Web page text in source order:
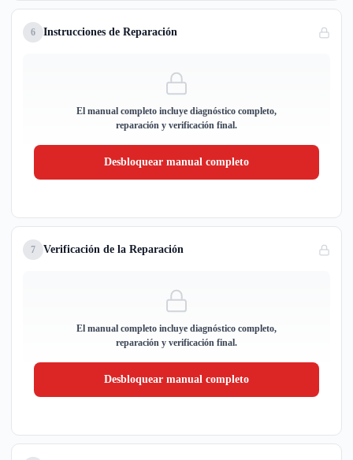
6 Instrucciones de Reparación
El manual completo incluye diagnóstico completo,
reparación y verificación final.
Desbloquear manual completo
7 Verificación de la Reparación
El manual completo incluye diagnóstico completo,
reparación y verificación final.
Desbloquear manual completo